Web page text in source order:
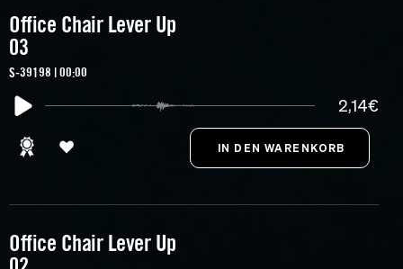
Office Chair Lever Up
03
S-39198 | 00:00
2,14€
Office Chair Lever Up